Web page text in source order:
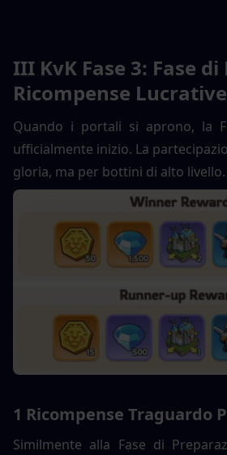
III KvK Fase 3: Fase
Ricompense Lucrative
Quando i portali si aprono, la
ufficialmente inizio. La
gloria, ma per bottini di alto livello.
1 Ricompense Traguardo
Similmente alla Fase di